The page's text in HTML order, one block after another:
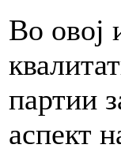
Во овој
партии
аспект